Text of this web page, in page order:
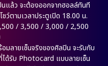
แล้ว จะต้องออกจากฮอลล์ทันที
ว์ตามเวลาประตูเปิด 18.00 น.
/ 3,500 / 3,000 / 2,500
ลายเซ็นจริงของศิลปิน จะรับกับ
ได้รับ Photocard แบบลายเซ็น